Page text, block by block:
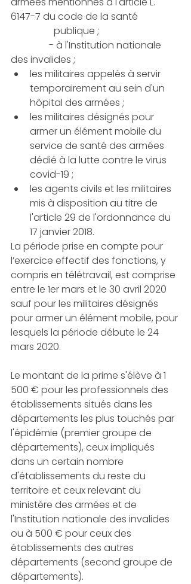
6147-7 du code de la santé
                  publique ;
des invalides ;
les militaires appelés à servir
temporairement au sein d'un
hôpital des armées ;
les militaires désignés pour
armer un élément mobile du
service de santé des armées
dédié à la lutte contre le virus
covid-19 ;
les agents civils et les militaires
mis à disposition au titre de
l'article 29 de l'ordonnance du
17 janvier 2018.
La période prise en compte pour
l’exercice effectif des fonctions, y
compris en télétravail, est comprise
entre le 1er mars et le 30 avril 2020
sauf pour les militaires désignés
pour armer un élément mobile, pour
lesquels la période débute le 24
mars 2020.
Le montant de la prime s'élève à 1
500 € pour les professionnels des
établissements situés dans les
départements les plus touchés par
l'épidémie (premier groupe de
départements), ceux impliqués
dans un certain nombre
d'établissements du reste du
territoire et ceux relevant du
ministère des armées et de
l'Institution nationale des invalides
ou à 500 € pour ceux des
établissements des autres
départements (second groupe de
départements).